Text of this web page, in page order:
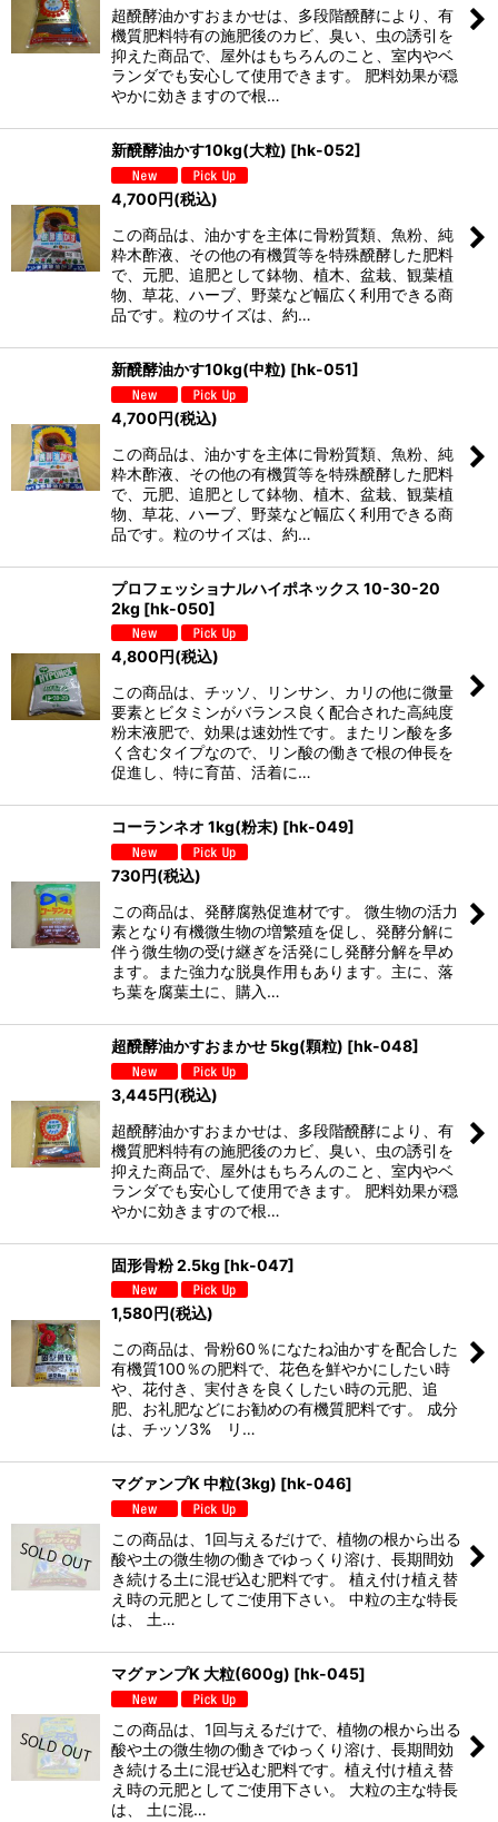
超醗酵油かすおまかせは、多段階醗酵により、有
機質肥料特有の施肥後のカビ、臭い、虫の誘引を
抑えた商品で、屋外はもちろんのこと、室内やベ
ランダでも安心して使用できます。 肥料効果が穏
やかに効きますので根…
新醗酵油かす10kg(大粒) [hk-052]
4,700円(税込)
この商品は、油かすを主体に骨粉質類、魚粉、純
粋木酢液、その他の有機質等を特殊醗酵した肥料
で、元肥、追肥として鉢物、植木、盆栽、観葉植
物、草花、ハーブ、野菜など幅広く利用できる商
品です。粒のサイズは、約…
新醗酵油かす10kg(中粒) [hk-051]
4,700円(税込)
この商品は、油かすを主体に骨粉質類、魚粉、純
粋木酢液、その他の有機質等を特殊醗酵した肥料
で、元肥、追肥として鉢物、植木、盆栽、観葉植
物、草花、ハーブ、野菜など幅広く利用できる商
品です。粒のサイズは、約…
プロフェッショナルハイポネックス 10-30-20
2kg [hk-050]
4,800 円(税込)
この商品は、チッソ、リンサン、カリの他に微量
要素とビタミンがバランス良く配合された高純度
粉末液肥で、効果は速効性です。またリン酸を多
く含むタイプなので、リン酸の働きで根の伸長を
促進し、特に育苗、活着に…
コーランネオ 1kg(粉末) [hk-049]
730円(税込)
この商品は、発酵腐熟促進材です。 微生物の活力
素となり有機微生物の増繁殖を促し、発酵分解に
伴う微生物の受け継ぎを活発にし発酵分解を早め
ます。また強力な脱臭作用もあります。主に、落
ち葉を腐葉土に、購入…
超醗酵油かすおまかせ 5kg(顆粒) [hk-048]
3,445円(税込)
超醗酵油かすおまかせは、多段階醗酵により、有
機質肥料特有の施肥後のカビ、臭い、虫の誘引を
抑えた商品で、屋外はもちろんのこと、室内やベ
ランダでも安心して使用できます。 肥料効果が穏
やかに効きますので根…
固形骨粉 2.5kg [hk-047]
1,580 円(税込)
この商品は、骨粉60％になたね油かすを配合した
有機質100％の肥料で、花色を鮮やかにしたい時
や、花付き、実付きを良くしたい時の元肥、追
肥、お礼肥などにお勧めの有機質肥料です。 成分
は、チッソ3% リ…
マグァンプK 中粒(3kg) [hk-046]
この商品は、1回与えるだけで、植物の根から出る
酸や土の微生物の働きでゆっくり溶け、長期間効
き続ける土に混ぜ込む肥料です。 植え付け植え替
え時の元肥としてご使用下さい。 中粒の主な特長
は、 土…
マグァンプK 大粒(600g) [hk-045]
この商品は、1回与えるだけで、植物の根から出る
酸や土の微生物の働きでゆっくり溶け、長期間効
き続ける土に混ぜ込む肥料です。植え付け植え替
え時の元肥としてご使用下さい。 大粒の主な特長
は、 土に混…